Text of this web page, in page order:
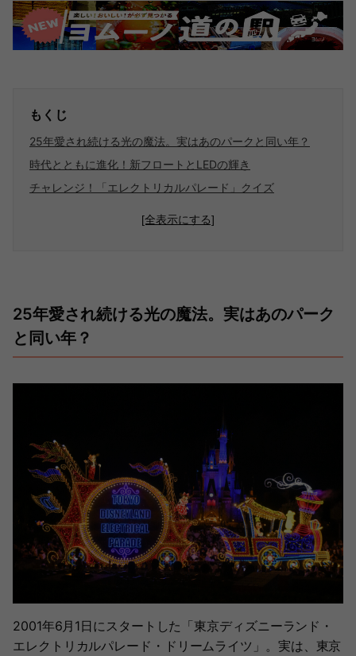
もくじ
25年愛され続ける光の魔法。実はあのパークと同い年？
時代とともに進化！新フロートとLEDの輝き
チャレンジ！「エレクトリカルパレード」クイズ
[全表示にする]
25年愛され続ける光の魔法。実はあのパーク
と同い年？
2001年6月1日にスタートした「東京ディズニーランド・
エレクトリカルパレード・ドリームライツ」。実は、東京